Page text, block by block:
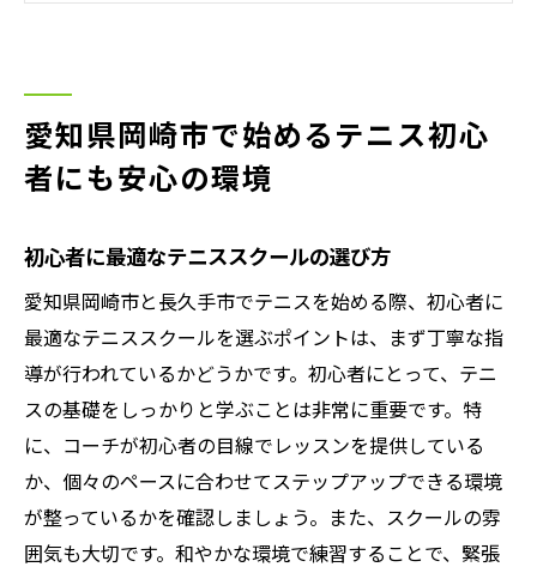
長久手市でテニス始めるならどこがオススメ？
長久手市で人気のテニスクラブ紹介
長久手市でテニスを楽しむための地域情報
テニス仲間が見つかるコミュニティ活動
長久手市のテニス施設のアクセス情報
テニスを始めやすい長久手市の環境条件
初心者必見！愛知県でテニスを始めるメリット
とは
健康と体力向上に役立つテニスの効果
社交性を高めるスポーツとしての魅力
愛知県岡崎市で始めるテニス初心
者にも安心の環境
初心者に最適なテニススクールの選び方
愛知県岡崎市と長久手市でテニスを始める際、初心者に
最適なテニススクールを選ぶポイントは、まず丁寧な指
導が行われているかどうかです。初心者にとって、テニ
スの基礎をしっかりと学ぶことは非常に重要です。特
に、コーチが初心者の目線でレッスンを提供している
か、個々のペースに合わせてステップアップできる環境
が整っているかを確認しましょう。また、スクールの雰
囲気も大切です。和やかな環境で練習することで、緊張